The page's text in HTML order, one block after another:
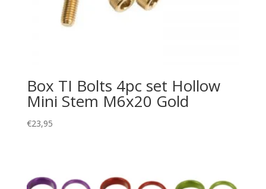
Box TI Bolts 4pc set Hollow
Mini Stem M6x20 Gold
€23,95